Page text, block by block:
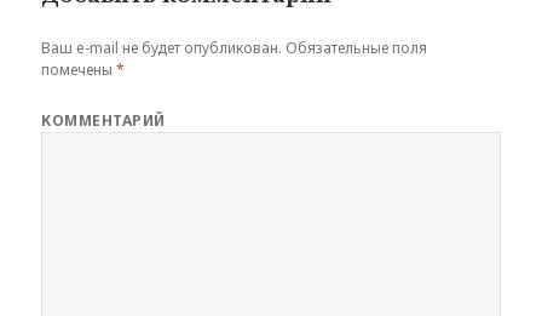
Ваш e-mail не будет опубликован. Обязательные поля
помечены*
КОММЕНТАРИЙ